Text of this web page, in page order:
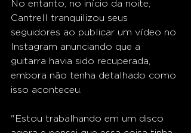
No entanto, no início da noite,
Cantrell tranquilizou seus
seguidores ao publicar um vídeo no
Instagram anunciando que a
guitarra havia sido recuperada,
embora não tenha detalhado como
isso aconteceu.
"Estou trabalhando em um disco